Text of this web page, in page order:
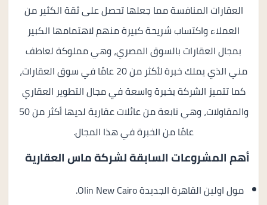
العقارات المنافسة مما جعلها تحصل على ثقة الكثير من
العملاء واكتساب شريحة كبيرة منهم لاهتمامها الكبير
بمجال العقارات بالسوق المصري، وهي مملوكة لعاطف
مني الذي يملك خبرة لأكثر من 20 عامًا في سوق العقارات،
كما تتميز الشركة بخبرة واسعة في مجال التطوير العقاري
والمقاولات، وهي نابعة من عائلات عقارية لديها أكثر من 50
عامًا من الخبرة في هذا المجال.
أهم المشروعات السابقة لشركة ماس العقارية
مول اولين القاهرة الجديدة Olin New Cairo.